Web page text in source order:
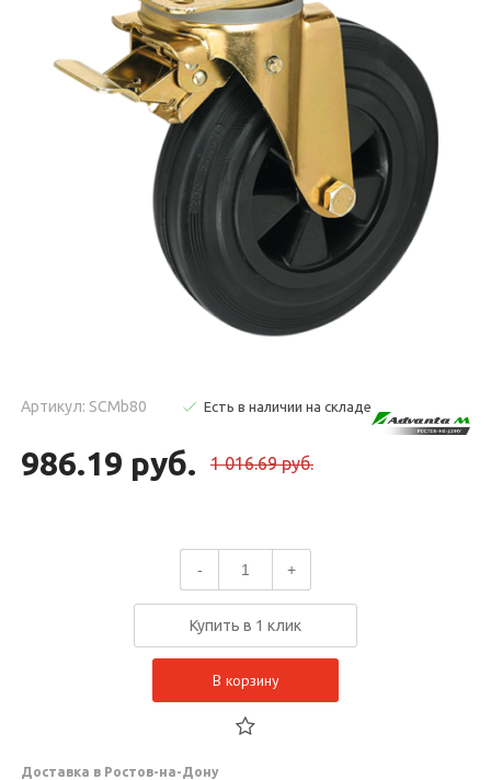
Артикул: SCMb80 Есть в наличии на складе
986.19 руб. 1 016.69 руб.
- +
Купить в 1 клик
В корзину
Доставка в Ростов-на-Дону